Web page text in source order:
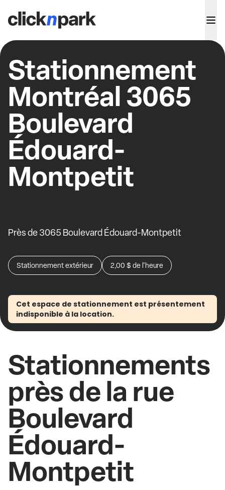
Stationnement
Montréal 3065
Boulevard
Édouard-
Montpetit
Près de 3065 Boulevard Édouard-Montpetit
Stationnement extérieur 2,00 $ de l'heure
Cet espace de stationnement est présentement
indisponible à la location.
Stationnements
près de la rue
Boulevard
Édouard-
Montpetit